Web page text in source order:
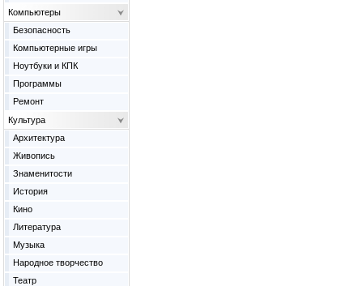
Компьютеры
Безопасность
Компьютерные игры
Ноутбуки и КПК
Программы
Ремонт
Культура
Архитектура
Живопись
Знаменитости
История
Кино
Литература
Музыка
Народное творчество
Театр